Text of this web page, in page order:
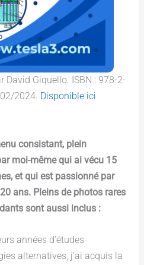
David Giquello. ISBN : 978-2-
2024. Disponible ici
consistant, plein
moi-même qui ai vécu 15
et qui est passionné par
ans. Pleins de photos rares
sont aussi inclus :
années d’études
alternatives, j’ai acquis la